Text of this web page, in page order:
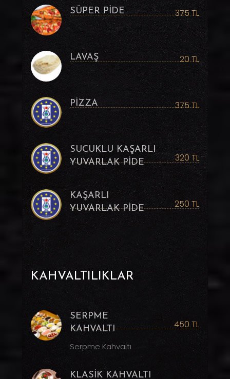
SÜPER PİDE 375 TL
LAVAŞ 20 TL
PİZZA 375 TL
SUCUKLU KAŞARLI
YUVARLAK PİDE
320 TL
KAŞARLI
YUVARLAK PİDE
250 TL
KAHVALTILIKLAR
SERPME
KAHVALTI
450 TL
Serpme Kahvaltı
KLASİK KAHVALTI